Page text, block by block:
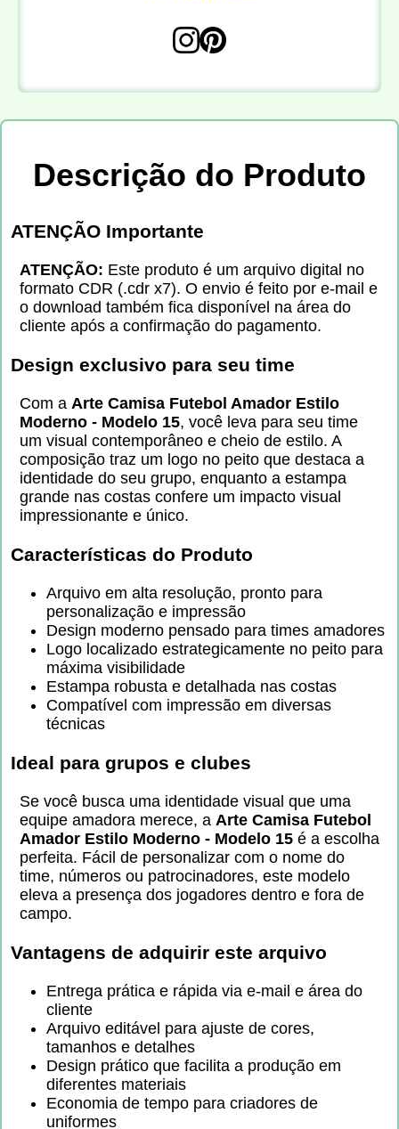
Descrição do Produto
ATENÇÃO Importante
ATENÇÃO: Este produto é um arquivo digital no
formato CDR (.cdr x7). O envio é feito por e-mail e
o download também fica disponível na área do
cliente após a confirmação do pagamento.
Design exclusivo para seu time
Com a Arte Camisa Futebol Amador Estilo
Moderno - Modelo 15, você leva para seu time
um visual contemporâneo e cheio de estilo. A
composição traz um logo no peito que destaca a
identidade do seu grupo, enquanto a estampa
grande nas costas confere um impacto visual
impressionante e único.
Características do Produto
Arquivo em alta resolução, pronto para
personalização e impressão
Design moderno pensado para times amadores
Logo localizado estrategicamente no peito para
máxima visibilidade
Estampa robusta e detalhada nas costas
Compatível com impressão em diversas
técnicas
Ideal para grupos e clubes
Se você busca uma identidade visual que uma
equipe amadora merece, a Arte Camisa Futebol
Amador Estilo Moderno - Modelo 15 é a escolha
perfeita. Fácil de personalizar com o nome do
time, números ou patrocinadores, este modelo
eleva a presença dos jogadores dentro e fora de
campo.
Vantagens de adquirir este arquivo
Entrega prática e rápida via e-mail e área do
cliente
Arquivo editável para ajuste de cores,
tamanhos e detalhes
Design prático que facilita a produção em
diferentes materiais
Economia de tempo para criadores de
uniformes